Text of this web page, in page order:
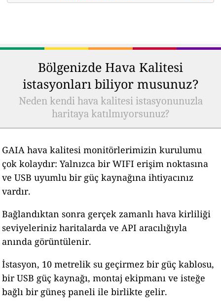
Bölgenizde Hava Kalitesi
istasyonları biliyor musunuz?
Neden kendi hava kalitesi istasyonunuzla
haritaya katılmıyorsunuz?
GAIA hava kalitesi monitörlerimizin kurulumu
çok kolaydır: Yalnızca bir WIFI erişim noktasına
ve USB uyumlu bir güç kaynağına ihtiyacınız
vardır.
Bağlandıktan sonra gerçek zamanlı hava kirliliği
seviyeleriniz haritalarda ve API aracılığıyla
anında görüntülenir.
İstasyon, 10 metrelik su geçirmez bir güç kablosu,
bir USB güç kaynağı, montaj ekipmanı ve isteğe
bağlı bir güneş paneli ile birlikte gelir.